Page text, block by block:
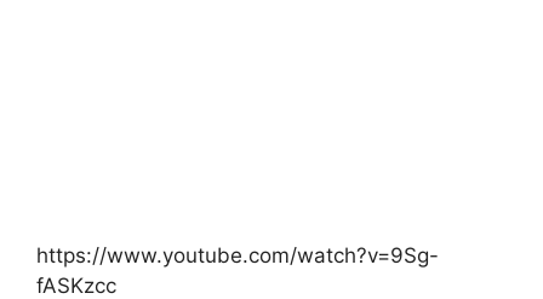
https://www.youtube.com/watch?v=9Sg-
fASKzcc